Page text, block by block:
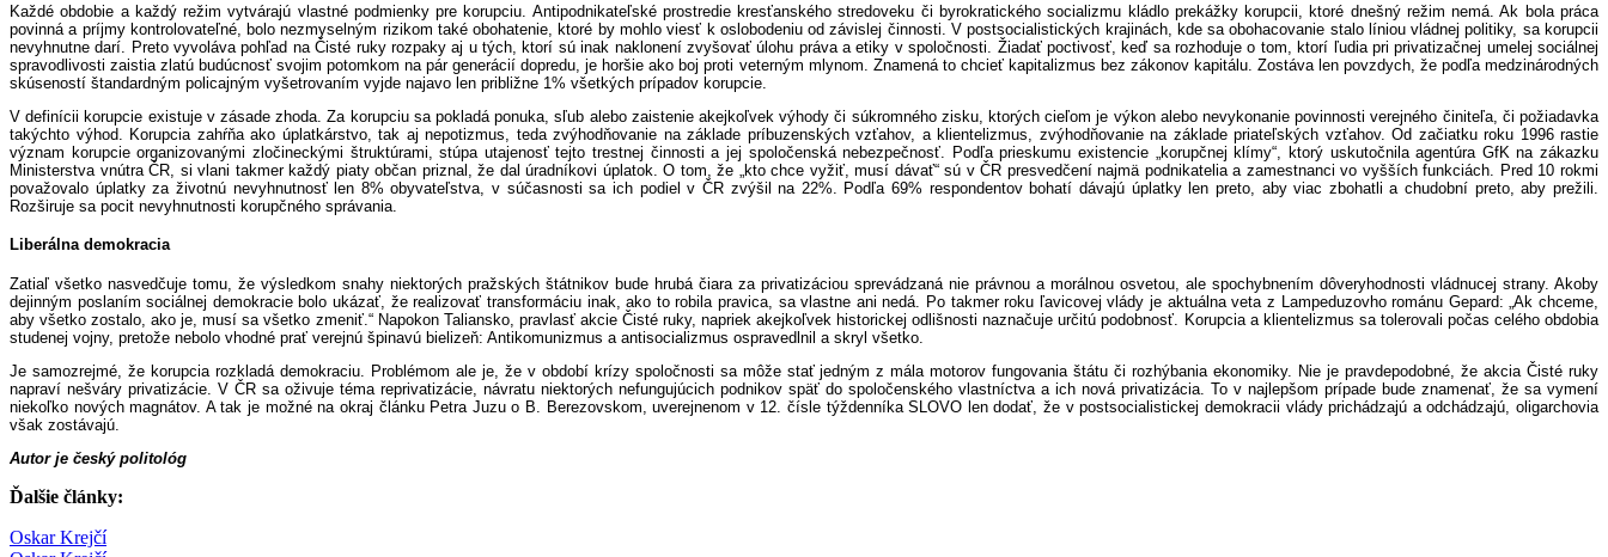
Každé obdobie a každý režim vytvárajú vlastné podmienky pre korupciu. Antipodnikateľské prostredie kresťanského stredoveku či byrokratického socializmu kládlo prekážky korupcii, ktoré dnešný režim nemá. Ak bola práca
povinná a príjmy kontrolovateľné, bolo nezmyselným rizikom také obohatenie, ktoré by mohlo viesť k oslobodeniu od závislej činnosti. V postsocialistických krajinách, kde sa obohacovanie stalo líniou vládnej politiky, sa korupcii
nevyhnutne darí. Preto vyvoláva pohľad na Čisté ruky rozpaky aj u tých, ktorí sú inak naklonení zvyšovať úlohu práva a etiky v spoločnosti. Žiadať poctivosť, keď sa rozhoduje o tom, ktorí ľudia pri privatizačnej umelej sociálnej
spravodlivosti zaistia zlatú budúcnosť svojim potomkom na pár generácií dopredu, je horšie ako boj proti veterným mlynom. Znamená to chcieť kapitalizmus bez zákonov kapitálu. Zostáva len povzdych, že podľa medzinárodných
skúseností štandardným policajným vyšetrovaním vyjde najavo len približne 1% všetkých prípadov korupcie.
V definícii korupcie existuje v zásade zhoda. Za korupciu sa pokladá ponuka, sľub alebo zaistenie akejkoľvek výhody či súkromného zisku, ktorých cieľom je výkon alebo nevykonanie povinnosti verejného činiteľa, či požiadavka
takýchto výhod. Korupcia zahŕňa ako úplatkárstvo, tak aj nepotizmus, teda zvýhodňovanie na základe príbuzenských vzťahov, a klientelizmus, zvýhodňovanie na základe priateľských vzťahov. Od začiatku roku 1996 rastie
význam korupcie organizovanými zločineckými štruktúrami, stúpa utajenosť tejto trestnej činnosti a jej spoločenská nebezpečnosť. Podľa prieskumu existencie „korupčnej klímy“, ktorý uskutočnila agentúra GfK na zákazku
Ministerstva vnútra ČR, si vlani takmer každý piaty občan priznal, že dal úradníkovi úplatok. O tom, že „kto chce vyžiť, musí dávať“ sú v ČR presvedčení najmä podnikatelia a zamestnanci vo vyšších funkciách. Pred 10 rokmi
považovalo úplatky za životnú nevyhnutnosť len 8% obyvateľstva, v súčasnosti sa ich podiel v ČR zvýšil na 22%. Podľa 69% respondentov bohatí dávajú úplatky len preto, aby viac zbohatli a chudobní preto, aby prežili.
Rozširuje sa pocit nevyhnutnosti korupčného správania.
Liberálna demokracia
Zatiaľ všetko nasvedčuje tomu, že výsledkom snahy niektorých pražských štátnikov bude hrubá čiara za privatizáciou sprevádzaná nie právnou a morálnou osvetou, ale spochybnením dôveryhodnosti vládnucej strany. Akoby
dejinným poslaním sociálnej demokracie bolo ukázať, že realizovať transformáciu inak, ako to robila pravica, sa vlastne ani nedá. Po takmer roku ľavicovej vlády je aktuálna veta z Lampeduzovho románu Gepard: „Ak chceme,
aby všetko zostalo, ako je, musí sa všetko zmeniť.“ Napokon Taliansko, pravlasť akcie Čisté ruky, napriek akejkoľvek historickej odlišnosti naznačuje určitú podobnosť. Korupcia a klientelizmus sa tolerovali počas celého obdobia
studenej vojny, pretože nebolo vhodné prať verejnú špinavú bielizeň: Antikomunizmus a antisocializmus ospravedlnil a skryl všetko.
Je samozrejmé, že korupcia rozkladá demokraciu. Problémom ale je, že v období krízy spoločnosti sa môže stať jedným z mála motorov fungovania štátu či rozhýbania ekonomiky. Nie je pravdepodobné, že akcia Čisté ruky
napraví nešváry privatizácie. V ČR sa oživuje téma reprivatizácie, návratu niektorých nefungujúcich podnikov späť do spoločenského vlastníctva a ich nová privatizácia. To v najlepšom prípade bude znamenať, že sa vymení
niekoľko nových magnátov. A tak je možné na okraj článku Petra Juzu o B. Berezovskom, uverejnenom v 12. čísle týždenníka SLOVO len dodať, že v postsocialistickej demokracii vlády prichádzajú a odchádzajú, oligarchovia
však zostávajú.
Autor je český politológ
Ďalšie články:
Oskar Krejčí